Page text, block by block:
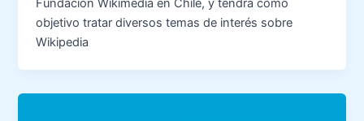
Fundación Wikimedia en Chile, y tendrá como
objetivo tratar diversos temas de interés sobre
Wikipedia